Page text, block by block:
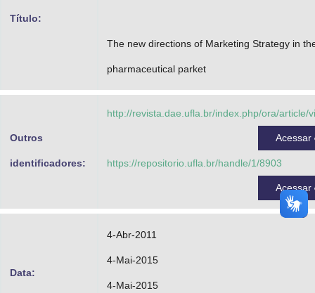
Título:
The new directions of Marketing Strategy in
pharmaceutical parket
Outros
identificadores:
http://revista.dae.ufla.br/index.php/ora/article/
Acessar
https://repositorio.ufla.br/handle/1/8903
Acessar
Data:
4-Abr-2011
4-Mai-2015
4-Mai-2015